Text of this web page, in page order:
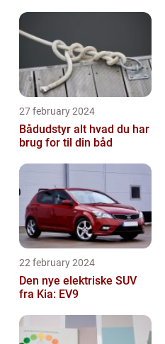
27 february 2024
Bådudstyr alt hvad du har
brug for til din båd
22 february 2024
Den nye elektriske SUV
fra Kia: EV9